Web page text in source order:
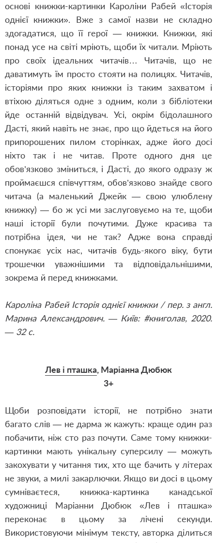
основі книжки-картинки Кароліни Рабей «Історія
однієї книжки». Вже з самої назви не складно
здогадатися, що її герої — книжки. Книжки, які
понад усе на світі мріють, щоби їх читали. Мріють
про своїх ідеальних читачів… Читачів, що не
даватимуть їм просто стояти на полицях. Читачів,
історіями про яких книжки із таким захватом і
втіхою діляться одне з одним, коли з бібліотеки
йде останній відвідувач. Усі, окрім бідолашного
Дасті, який навіть не знає, про що йдеться на його
припорошених пилом сторінках, адже його досі
ніхто так і не читав. Проте одного дня це
обов’язково зміниться, і Дасті, до якого одразу ж
проймаєшся співчуттям, обов’язково знайде свого
читача (а маленький Джейк — свою улюблену
книжку) — бо ж усі ми заслуговуємо на те, щоби
наші історії були почутими. Дуже красива та
потрібна ідея, чи не так? Адже вона справді
спонукає усіх нас, читачів будь-якого віку, бути
трошечки уважнішими та відповідальнішими,
зокрема й перед книжками.
Кароліна Рабей Історія однієї книжки / пер. з англ.
Марина Александрович. — Київ: #книголав, 2020.
— 32 с.
Лев і пташка, Маріанна Дюбюк
3+
Щоби розповідати історії, не потрібно знати
багато слів — не дарма ж кажуть: краще один раз
побачити, ніж сто раз почути. Саме тому книжки-
картинки мають унікальну суперсилу — можуть
закохувати у читання тих, хто ще бачить у літерах
не звуки, а милі закарлючки. Якщо ви досі в цьому
сумніваєтеся, книжка-картинка канадської
художниці Маріанни Дюбюк «Лев і пташка»
переконає в цьому за лічені секунди.
Використовуючи мінімум тексту, авторка ділиться